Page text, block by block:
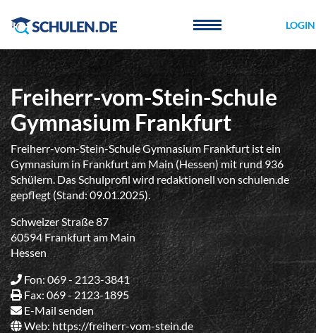
LOGIN
Freiherr-vom-Stein-Schule
Gymnasium Frankfurt
Freiherr-vom-Stein-Schule Gymnasium Frankfurt ist ein
Gymnasium in Frankfurt am Main (Hessen) mit rund 936
Schülern. Das Schulprofil wird redaktionell von schulen.de
gepflegt (Stand: 09.01.2025).
Schweizer Straße 87
60594 Frankfurt am Main
Hessen
Fon: 069 - 2123-3841
Fax: 069 - 2123-1895
E-Mail senden
Web:https://freiherr-vom-stein.de